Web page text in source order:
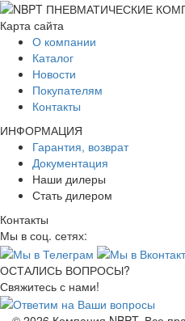
Карта сайта
О компании
Каталог
Новости
Покупателям
Контакты
ИНФОРМАЦИЯ
Гарантия, возврат
Документация
Наши дилеры
Стать дилером
Контакты
Мы в соц. сетях:
ОСТАЛИСЬ ВОПРОСЫ?
Свяжитесь с нами!